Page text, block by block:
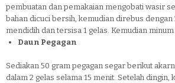
pembuatan dan pemakaian mengobati wasir
bahan dicuci bersih, kemudian direbus dengan
mendidih dan tersisa 1 gelas. Kemudian
Daun Pegagan
Sediakan 50 gram pegagan segar berikut
dalam 2 gelas selama 15 menit. Setelah dingin,